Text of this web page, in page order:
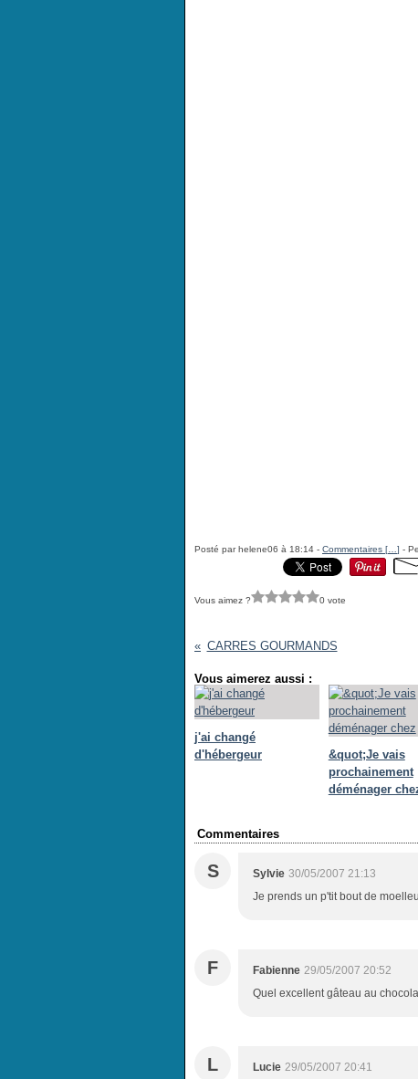
Posté par helene06 à 18:14 - Commentaires [ ] -
Vous aimez ? 0 vote
CARRES GOURMANDS
Vous aimerez aussi :
j'ai changé
d'hébergeur
&quot;Je vais
prochainement
déménager
Commentaires
S Sylvie 30/05/2007 21:13
Je prends un p'tit bout de
F Fabienne 29/05/2007 20:52
Quel excellent gâteau au
L Lucie 29/05/2007 20:41